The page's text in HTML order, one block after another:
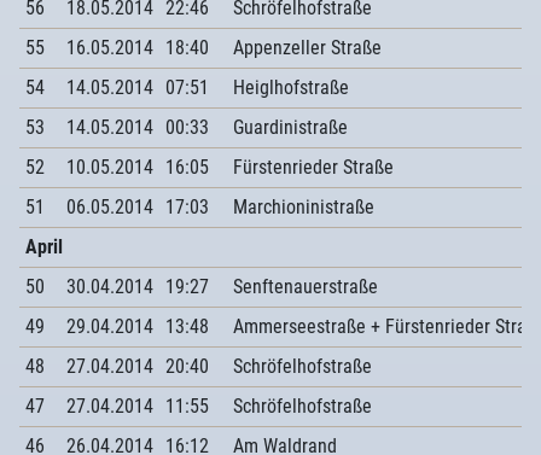
56 18.05.2014 22:46
Schröfelhofstraße
55
16.05.2014 18:40
Appenzeller Straße
54
14.05.2014 07:51
Heiglhofstraße
53
14.05.2014 00:33
Guardinistraße
52
10.05.2014 16:05
Fürstenrieder Straße
51
06.05.2014 17:03
Marchioninistraße
April
50
30.04.2014 19:27
Senftenauerstraße
49
29.04.2014 13:48
Ammerseestraße + Fürstenrieder
48
27.04.2014 20:40
Schröfelhofstraße
47
27.04.2014 11:55
Schröfelhofstraße
46
26.04.2014 16:12
Am Waldrand